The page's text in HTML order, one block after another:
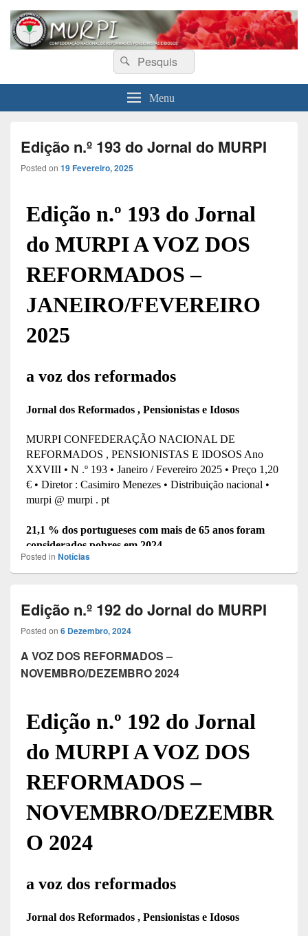
MURPI
Confederação Nacional de Reformados, Pensionistas e Idosos
Search
for:
Search
Menu
Edição n.º 193 do Jornal do MURPI
Posted on 19 Fevereiro, 2025
Posted in Notícias
Edição n.º 192 do Jornal do MURPI
Posted on 6 Dezembro, 2024
A VOZ DOS REFORMADOS –
NOVEMBRO/DEZEMBRO 2024